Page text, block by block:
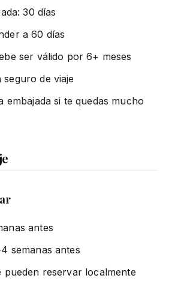
30 días
a 60 días
ser válido por 6+ meses
seguro de viaje
embajada si te quedas mucho
antes
semanas antes
pueden reservar localmente